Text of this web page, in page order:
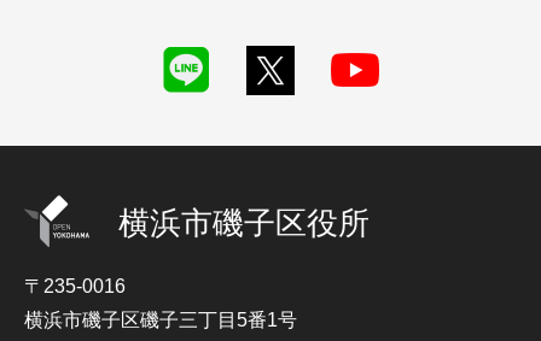
横浜市磯子区役所
〒235-0016
横浜市磯子区磯子三丁目5番1号